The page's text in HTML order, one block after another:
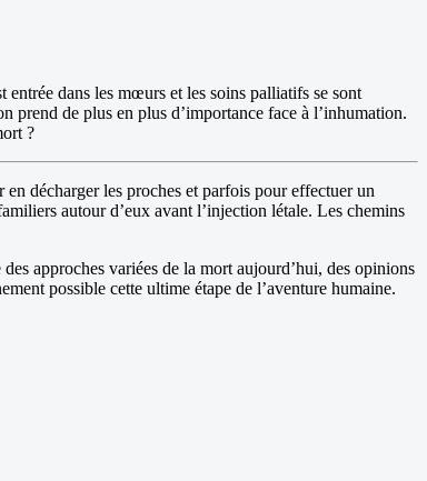
dans les mœurs et les soins palliatifs se sont
prend de plus en plus d’importance face à l’inhumation.
?
décharger les proches et parfois pour effectuer un
autour d’eux avant l’injection létale. Les chemins
approches variées de la mort aujourd’hui, des opinions
possible cette ultime étape de l’aventure humaine.